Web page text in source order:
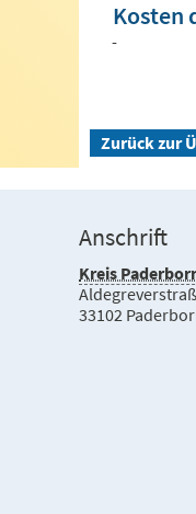
Kosten
-
Zurück zur
Anschrift
Kreis
33102